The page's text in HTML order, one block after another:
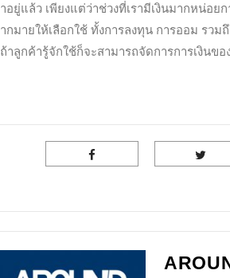
อยู่แล้ว เพียงแต่ว่าช่วงที่เรามีเงินมากหน่
กมายให้เลือกใช้ ทั้งการลงทุน การออม ร
าลูกค้ารู้จักใช้ก็จะสามารถจัดการการเงิน